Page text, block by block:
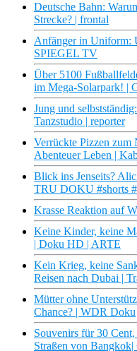
Deutsche Bahn:
Strecke? | frontal
Anfänger in Uniform:
SPIEGEL TV
Über 5100
im Mega-Solarpark! |
Jung und
Tanzstudio | reporter
Verrückte Pizzen zum
Abenteuer Leben |
Blick ins Jenseits?
TRU DOKU #shorts
Krasse Reaktion auf
Keine Kinder, keine
| Doku HD | ARTE
Kein Krieg, keine
Reisen nach Dubai |
Mütter ohne
Chance? | WDR Doku
Souvenirs für 30
Straßen von Bangkok|